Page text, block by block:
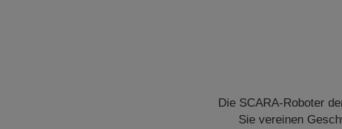
Die SCARA-Roboter
Sie vereinen